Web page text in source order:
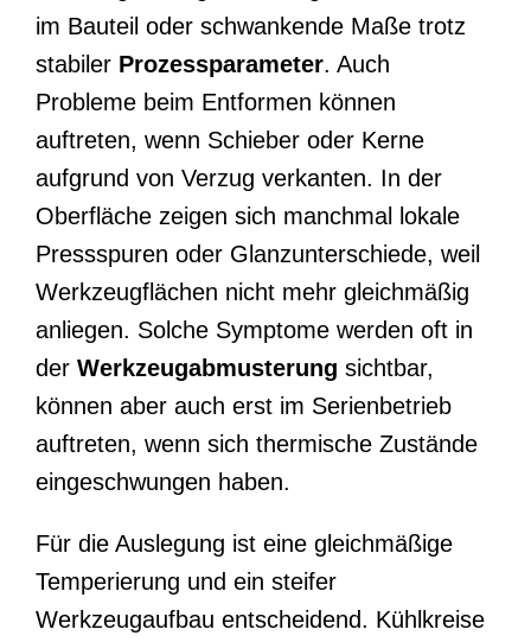
im Bauteil oder schwankende Maße trotz
stabiler Prozessparameter. Auch
Probleme beim Entformen können
auftreten, wenn Schieber oder Kerne
aufgrund von Verzug verkanten. In der
Oberfläche zeigen sich manchmal lokale
Pressspuren oder Glanzunterschiede, weil
Werkzeugflächen nicht mehr gleichmäßig
anliegen. Solche Symptome werden oft in
der Werkzeugabmusterung sichtbar,
können aber auch erst im Serienbetrieb
auftreten, wenn sich thermische Zustände
eingeschwungen haben.
Für die Auslegung ist eine gleichmäßige
Temperierung und ein steifer
Werkzeugaufbau entscheidend. Kühlkreise